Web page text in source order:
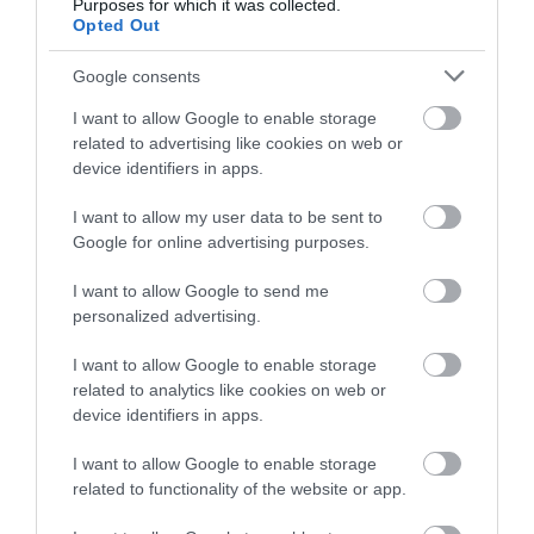
Purposes for which it was collected.
Opted Out
Google consents
I want to allow Google to enable storage
related to advertising like cookies on web or
device identifiers in apps.
I want to allow my user data to be sent to
Google for online advertising purposes.
I want to allow Google to send me
personalized advertising.
I want to allow Google to enable storage
related to analytics like cookies on web or
device identifiers in apps.
I want to allow Google to enable storage
related to functionality of the website or app.
átszivárog az őrleményen, majd cseppenként
lecsöpög az alsó tartályba.Az így készült ital
gyümölcsös, már-már borra emlékeztető ízvilágot
és szinte minden kortyában ott van a származási hely
karaktere.
különlegessége
A kávé különleges színét az Ázsiában népszerű
jamgyökér adja
Cavan-Images/Shutterstock
Az ube latte az egyik leglátványosabb